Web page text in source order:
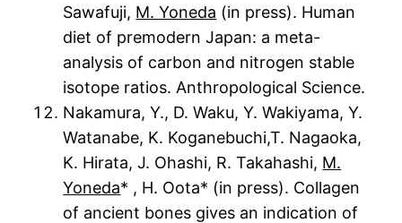
Sawafuji, M. Yoneda (in press). Human
diet of premodern Japan: a meta-
analysis of carbon and nitrogen stable
isotope ratios. Anthropological Science.
Nakamura, Y., D. Waku, Y. Wakiyama, Y.
Watanabe, K. Koganebuchi,T. Nagaoka,
K. Hirata, J. Ohashi, R. Takahashi, M.
Yoneda* , H. Oota* (in press). Collagen
of ancient bones gives an indication of